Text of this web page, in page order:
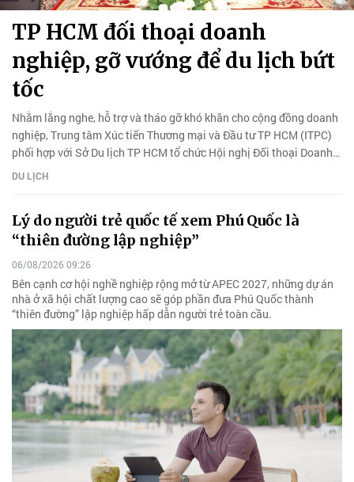
TP HCM đối thoại doanh
nghiệp, gỡ vướng để du lịch bứt
tốc
Nhằm lắng nghe, hỗ trợ và tháo gỡ khó khăn cho cộng đồng doanh
nghiệp, Trung tâm Xúc tiến Thương mại và Đầu tư TP HCM (ITPC)
phối hợp với Sở Du lịch TP HCM tổ chức Hội nghị Đối thoại Doanh
nghiệp và Chính quyền Thành phố - chuyên đề Du lịch năm 2026.
DU LỊCH
Lý do người trẻ quốc tế xem Phú Quốc là
“thiên đường lập nghiệp”
06/08/2026 09:26
Bên cạnh cơ hội nghề nghiệp rộng mở từ APEC 2027, những dự án
nhà ở xã hội chất lượng cao sẽ góp phần đưa Phú Quốc thành
“thiên đường” lập nghiệp hấp dẫn người trẻ toàn cầu.